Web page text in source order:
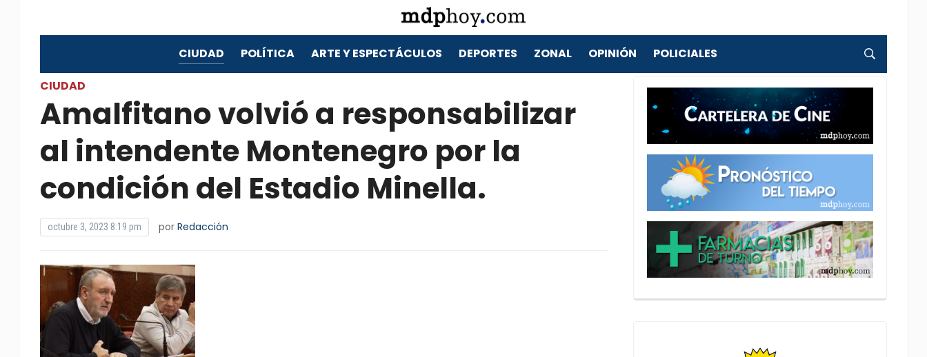
CIUDAD POLÍTICA ARTE Y ESPECTÁCULOS DEPORTES ZONAL OPINIÓN POLICIALES
CIUDAD
Amalfitano volvió a responsabilizar
al intendente Montenegro por la
condición del Estadio Minella.
octubre 3, 2023 8:19 pm por Redacción